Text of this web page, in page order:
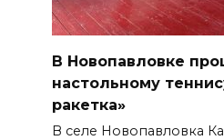
В Новопавловке
настольному
ракетка»
В селе Новопавловка